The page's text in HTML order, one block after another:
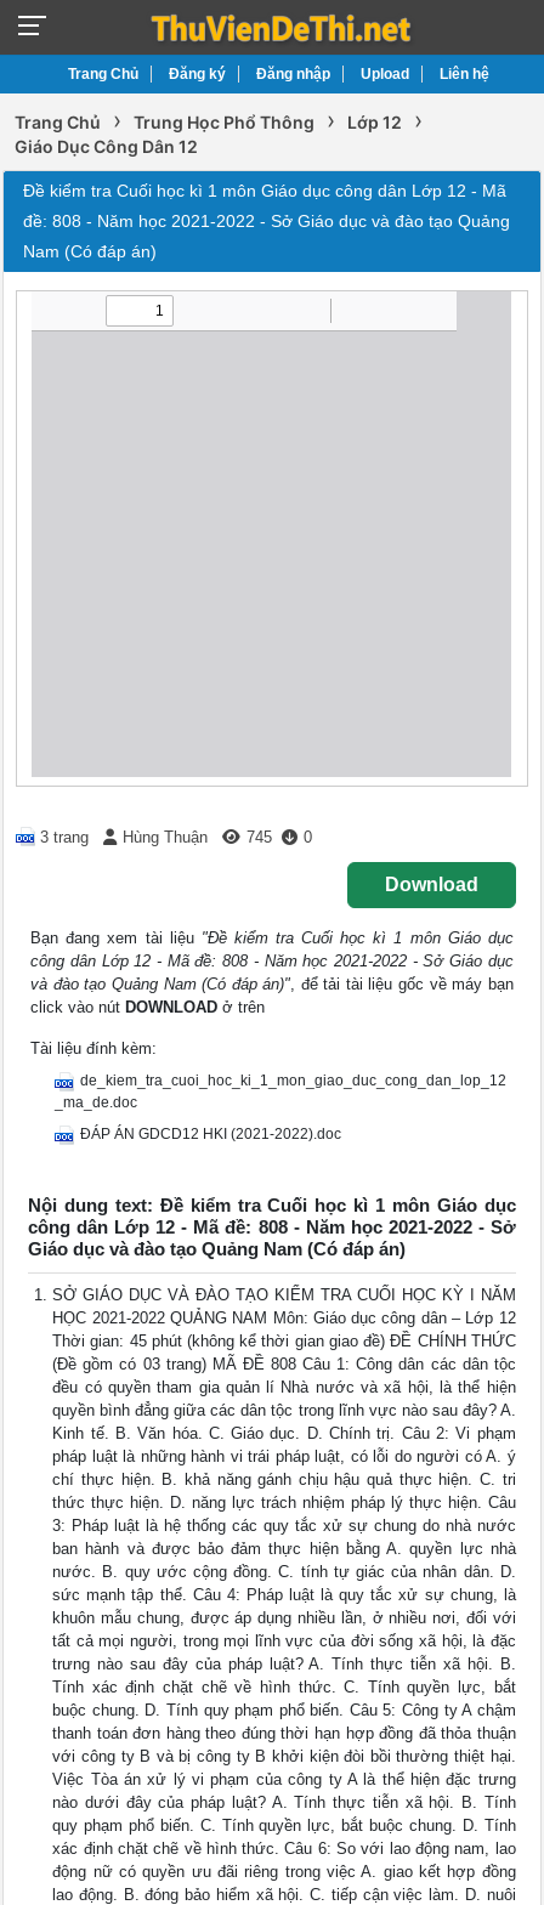
Trang Chủ Đăng ký Đăng nhập Upload Liên hệ
Trang Chủ › Trung Học Phổ Thông › Lớp 12 ›
Giáo Dục Công Dân 12
Đề kiểm tra Cuối học kì 1 môn Giáo dục công dân Lớp 12 - Mã
đề: 808 - Năm học 2021-2022 - Sở Giáo dục và đào tạo Quảng
Nam (Có đáp án)
3 trang Hùng Thuận 745 0
Download
Bạn đang xem tài liệu "Đề kiểm tra Cuối học kì 1 môn Giáo dục
công dân Lớp 12 - Mã đề: 808 - Năm học 2021-2022 - Sở Giáo dục
và đào tạo Quảng Nam (Có đáp án)", để tải tài liệu gốc về máy bạn
click vào nút DOWNLOAD ở trên
Tài liệu đính kèm:
de_kiem_tra_cuoi_hoc_ki_1_mon_giao_duc_cong_dan_lop_12
_ma_de.doc
ĐÁP ÁN GDCD12 HKI (2021-2022).doc
Nội dung text: Đề kiểm tra Cuối học kì 1 môn Giáo dục
công dân Lớp 12 - Mã đề: 808 - Năm học 2021-2022 - Sở
Giáo dục và đào tạo Quảng Nam (Có đáp án)
SỞ GIÁO DỤC VÀ ĐÀO TẠO KIỂM TRA CUỐI HỌC KỲ I NĂM
HỌC 2021-2022 QUẢNG NAM Môn: Giáo dục công dân – Lớp 12
Thời gian: 45 phút (không kể thời gian giao đề) ĐỀ CHÍNH THỨC
(Đề gồm có 03 trang) MÃ ĐỀ 808 Câu 1: Công dân các dân tộc
đều có quyền tham gia quản lí Nhà nước và xã hội, là thể hiện
quyền bình đẳng giữa các dân tộc trong lĩnh vực nào sau đây? A.
Kinh tế. B. Văn hóa. C. Giáo dục. D. Chính trị. Câu 2: Vi phạm
pháp luật là những hành vi trái pháp luật, có lỗi do người có A. ý
chí thực hiện. B. khả năng gánh chịu hậu quả thực hiện. C. tri
thức thực hiện. D. năng lực trách nhiệm pháp lý thực hiện. Câu
3: Pháp luật là hệ thống các quy tắc xử sự chung do nhà nước
ban hành và được bảo đảm thực hiện bằng A. quyền lực nhà
nước. B. quy ước cộng đồng. C. tính tự giác của nhân dân. D.
sức mạnh tập thể. Câu 4: Pháp luật là quy tắc xử sự chung, là
khuôn mẫu chung, được áp dụng nhiều lần, ở nhiều nơi, đối với
tất cả mọi người, trong mọi lĩnh vực của đời sống xã hội, là đặc
trưng nào sau đây của pháp luật? A. Tính thực tiễn xã hội. B.
Tính xác định chặt chẽ về hình thức. C. Tính quyền lực, bắt
buộc chung. D. Tính quy phạm phổ biến. Câu 5: Công ty A chậm
thanh toán đơn hàng theo đúng thời hạn hợp đồng đã thỏa thuận
với công ty B và bị công ty B khởi kiện đòi bồi thường thiệt hại.
Việc Tòa án xử lý vi phạm của công ty A là thể hiện đặc trưng
nào dưới đây của pháp luật? A. Tính thực tiễn xã hội. B. Tính
quy phạm phổ biến. C. Tính quyền lực, bắt buộc chung. D. Tính
xác định chặt chẽ về hình thức. Câu 6: So với lao động nam, lao
động nữ có quyền ưu đãi riêng trong việc A. giao kết hợp đồng
lao động. B. đóng bảo hiểm xã hội. C. tiếp cận việc làm. D. nuôi